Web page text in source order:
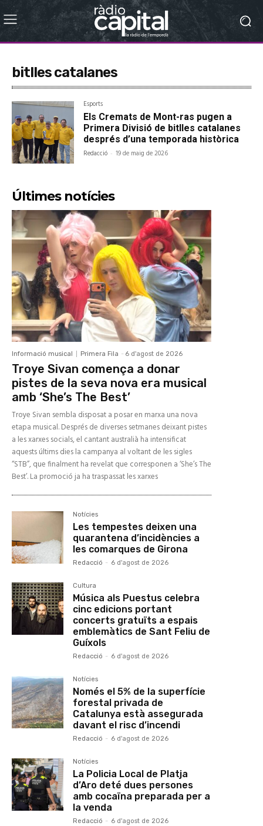
bitlles catalanes
Esports
Els Cremats de Mont-ras pugen a
Primera Divisió de bitlles catalanes
després d’una temporada històrica
Redacció - 19 de maig de 2026
Últimes notícies
Informació musical Primera Fila - 6 d'agost de 2026
Troye Sivan comença a donar
pistes de la seva nova era musical
amb ‘She’s The Best’
Troye Sivan sembla disposat a posar en marxa una nova
etapa musical. Després de diverses setmanes deixant pistes
a les xarxes socials, el cantant australià ha intensificat
aquests últims dies la campanya al voltant de les sigles
“STB”, que finalment ha revelat que corresponen a ‘She’s The
Best’. La promoció ja ha traspassat les xarxes
Notícies
Les tempestes deixen una
quarantena d’incidències a
les comarques de Girona
Redacció - 6 d'agost de 2026
Cultura
Música als Puestus celebra
cinc edicions portant
concerts gratuïts a espais
emblemàtics de Sant Feliu de
Guíxols
Redacció - 6 d'agost de 2026
Notícies
Només el 5% de la superfície
forestal privada de
Catalunya està assegurada
davant el risc d’incendi
Redacció - 6 d'agost de 2026
Notícies
La Policia Local de Platja
d’Aro deté dues persones
amb cocaïna preparada per a
la venda
Redacció - 6 d'agost de 2026